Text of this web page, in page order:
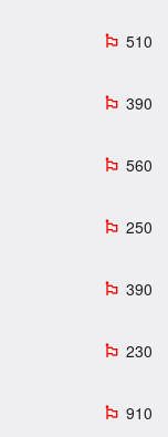
emoji_flags 510
emoji_flags 390
emoji_flags 560
emoji_flags 250
emoji_flags 390
emoji_flags 230
emoji_flags 910